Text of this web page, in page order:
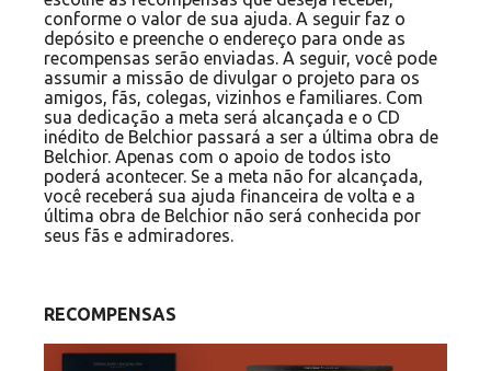
conforme o valor de sua ajuda. A seguir faz o
depósito e preenche o endereço para onde as
recompensas serão enviadas. A seguir, você pode
assumir a missão de divulgar o projeto para os
amigos, fãs, colegas, vizinhos e familiares. Com
sua dedicação a meta será alcançada e o CD
inédito de Belchior passará a ser a última obra de
Belchior. Apenas com o apoio de todos isto
poderá acontecer. Se a meta não for alcançada,
você receberá sua ajuda financeira de volta e a
última obra de Belchior não será conhecida por
seus fãs e admiradores.
RECOMPENSAS